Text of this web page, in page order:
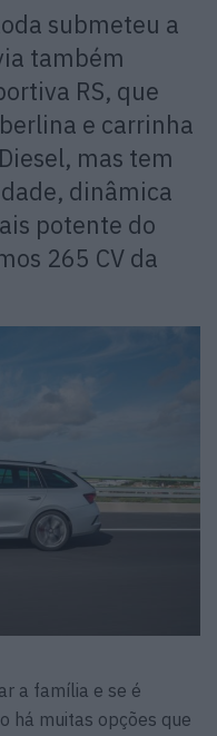
submeteu a
também
RS, que
e carrinha
mas tem
dinâmica
potente do
265 CV da
a família e se é
há muitas opções que